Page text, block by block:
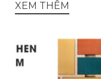
XEM THÊM